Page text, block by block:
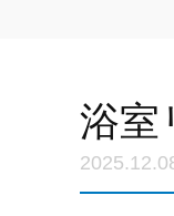
浴室